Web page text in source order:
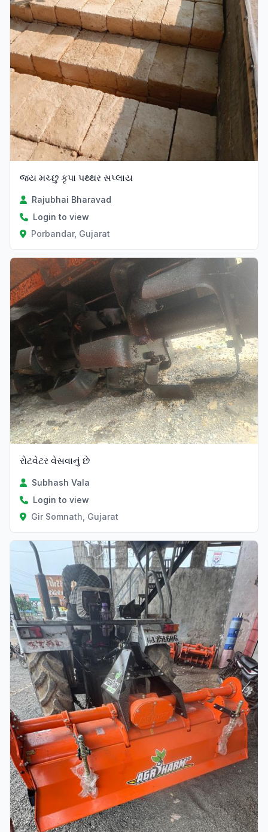
જય મચ્છુ કૃપા પથ્થર સપ્લાય
Rajubhai Bharavad
Login to view
Porbandar, Gujarat
રોટવેટર વેસવાનું છે
Subhash Vala
Login to view
Gir Somnath, Gujarat